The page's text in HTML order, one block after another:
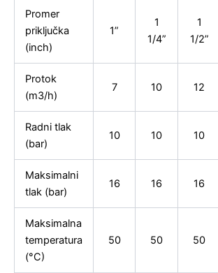
Promer
priključka
(inch)
1”
1
1/4”
1
1/2”
Protok
(m3/h)
7 10 12
Radni tlak
(bar)
10 10 10
Maksimalni
tlak (bar)
16 16 16
Maksimalna
temperatura
(°C)
50 50 50